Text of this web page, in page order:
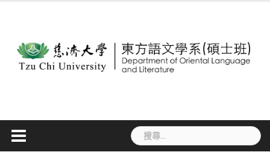
搜
尋